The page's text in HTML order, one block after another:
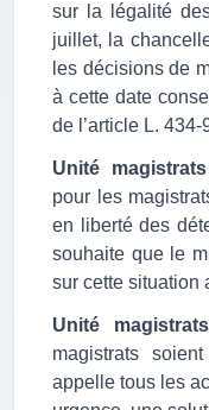
sur la légalité
juillet, la
les décisions de
à cette date
de l’article L. 434-
Unité magistrats
pour les
en liberté des
souhaite que le
sur cette situation
Unité
magistrats
appelle tous les